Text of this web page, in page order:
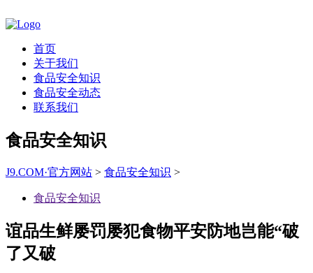
首页
关于我们
食品安全知识
食品安全动态
联系我们
食品安全知识
J9.COM·官方网站 > 食品安全知识 >
食品安全知识
谊品生鲜屡罚屡犯食物平安防地岂能“破
了又破